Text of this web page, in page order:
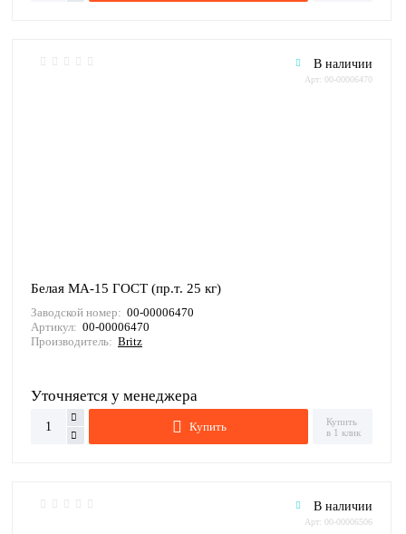
В наличии
Арт: 00-00006470
Белая МА-15 ГОСТ (пр.т. 25 кг)
Заводской номер: 00-00006470
Артикул: 00-00006470
Производитель: Britz
Уточняется у менеджера
Купить
Купить
в 1 клик
В наличии
Арт: 00-00006506